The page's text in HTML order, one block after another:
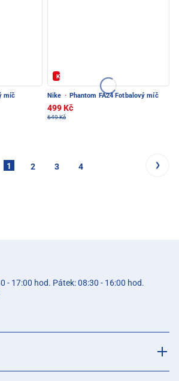
míč
Kód: FOTBAL20
Nike · Phantom FA24 Fotbalový míč
499 Kč
649 Kč
1 2 3 4
- 17:00 hod. Pátek: 08:30 - 16:00 hod.